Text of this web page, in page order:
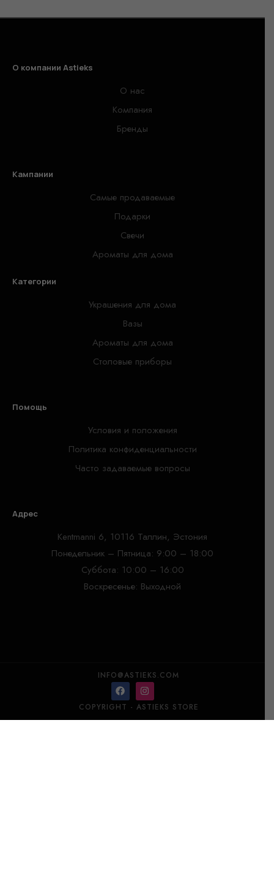
О компании Astieks
О нас
Компания
Бренды
Кампании
Самые продаваемые
Подарки
Свечи
Ароматы для дома
Категории
Украшения для дома
Вазы
Ароматы для дома
Столовые приборы
Помощь
Условия и положения
Политика конфиденциальности
Часто задаваемые вопросы
Адрес
Kentmanni 6, 10116 Таллин, Эстония
Понедельник – Пятница: 9:00 – 18:00
Суббота: 10:00 – 16:00
Воскресенье: Выходной
INFO@ASTIEKS.COM
COPYRIGHT - ASTIEKS STORE